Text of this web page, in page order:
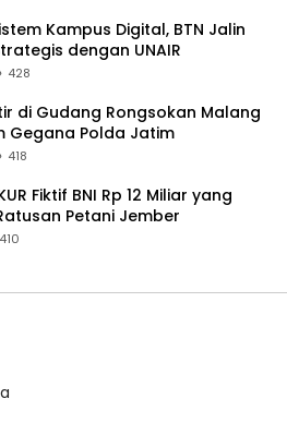
Kampus Digital, BTN Jalin
dengan UNAIR
428
di Gudang Rongsokan Malang
Gegana Polda Jatim
418
Fiktif BNI Rp 12 Miliar yang
Petani Jember
410